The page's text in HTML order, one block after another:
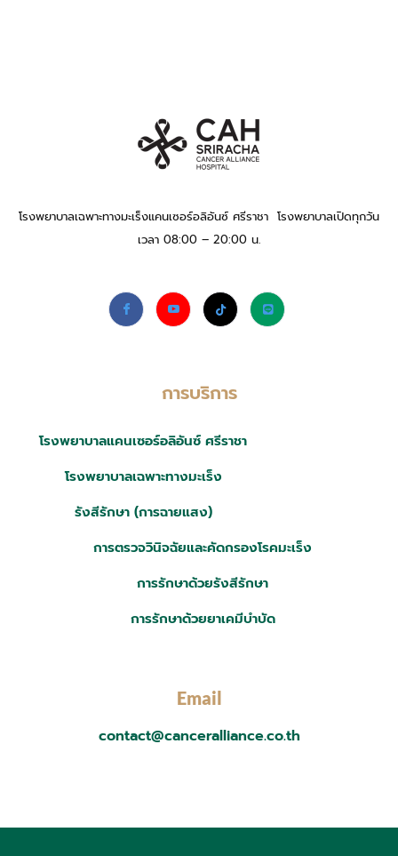
โรงพยาบาลเฉพาะทางมะเร็งแคนเซอร์อลิอันซ์ ศรีราชา โรงพยาบาลเปิดทุกวัน
เวลา 08:00 – 20:00 น.
การบริการ
โรงพยาบาลแคนเซอร์อลิอันซ์ ศรีราชา
โรงพยาบาลเฉพาะทางมะเร็ง
รังสีรักษา (การฉายแสง)
การตรวจวินิจฉัยและคัดกรองโรคมะเร็ง
การรักษาด้วยรังสีรักษา
การรักษาด้วยยาเคมีบำบัด
Email
contact@canceralliance.co.th